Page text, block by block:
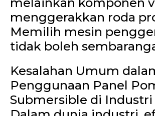
menggerakkan roda
Memilih mesin
tidak boleh
Kesalahan Umum
Penggunaan Panel
Submersible di Industri